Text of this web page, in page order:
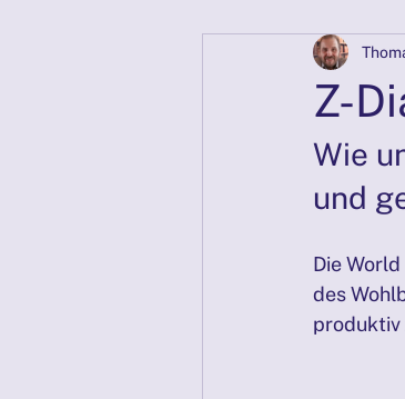
Z-Diagnosen
PRÄSENZTAGE 21./
PRÄSENZTAGE 04/
Z-
Wie
und
Die
des
produktiv